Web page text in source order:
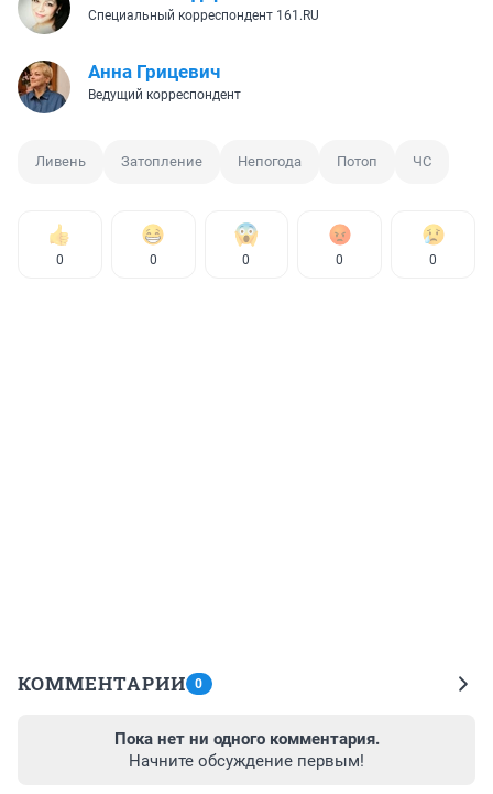
Специальный корреспондент 161.RU
Анна Грицевич
Ведущий корреспондент
Ливень Затопление Непогода Потоп ЧС
0 0 0 0 0
КОММЕНТАРИИ 0
Пока нет ни одного комментария.
Начните обсуждение первым!